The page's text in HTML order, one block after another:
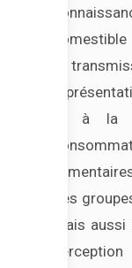
et
et à la
des
mais